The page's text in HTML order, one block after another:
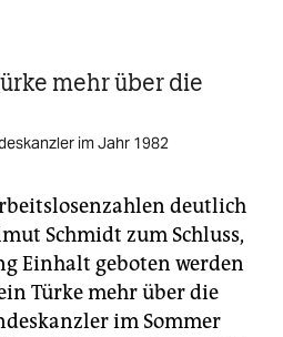
mehr über die
im Jahr 1982
deutlich
Schmidt zum Schluss,
Einhalt geboten werden
Türke mehr über die
im Sommer